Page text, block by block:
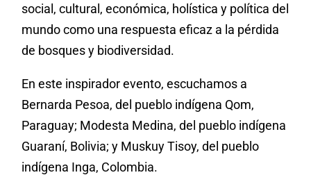
social, cultural, económica, holística y política del
mundo como una respuesta eficaz a la pérdida
de bosques y biodiversidad.
En este inspirador evento, escuchamos a
Bernarda Pesoa, del pueblo indígena Qom,
Paraguay; Modesta Medina, del pueblo indígena
Guaraní, Bolivia; y Muskuy Tisoy, del pueblo
indígena Inga, Colombia.